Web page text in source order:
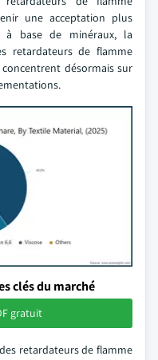
une acceptation plus
à base de minéraux, la
retardateurs de flamme
désormais sur
clés du marché
gratuit
retardateurs de flamme